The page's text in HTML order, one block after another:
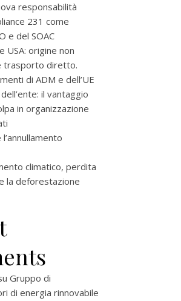
responsabilità
231 come
e del SOAC
USA: origine non
trasporto diretto.
di ADM e dell’UE
il vantaggio
in organizzazione
climatico, perdita
la deforestazione
Gruppo di
di energia rinnovabile